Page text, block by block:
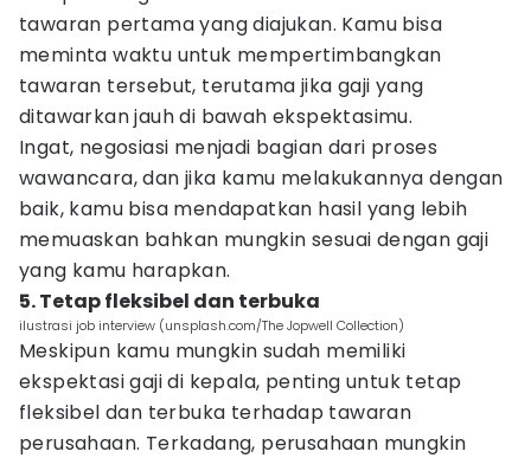
tawaran pertama yang diajukan. Kamu bisa
meminta waktu untuk mempertimbangkan
tawaran tersebut, terutama jika gaji yang
ditawarkan jauh di bawah ekspektasimu.
Ingat, negosiasi menjadi bagian dari proses
wawancara, dan jika kamu melakukannya dengan
baik, kamu bisa mendapatkan hasil yang lebih
memuaskan bahkan mungkin sesuai dengan gaji
yang kamu harapkan.
5. Tetap fleksibel dan terbuka
ilustrasi job interview (unsplash.com/The Jopwell Collection)
Meskipun kamu mungkin sudah memiliki
ekspektasi gaji di kepala, penting untuk tetap
fleksibel dan terbuka terhadap tawaran
perusahaan. Terkadang, perusahaan mungkin